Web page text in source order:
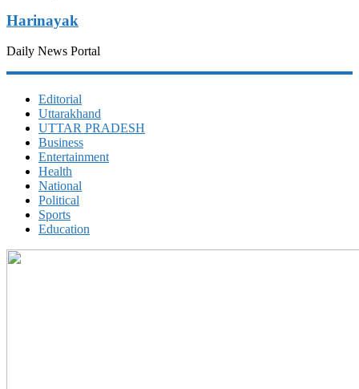
Harinayak
Daily News Portal
Editorial
Uttarakhand
UTTAR PRADESH
Business
Entertainment
Health
National
Political
Sports
Education